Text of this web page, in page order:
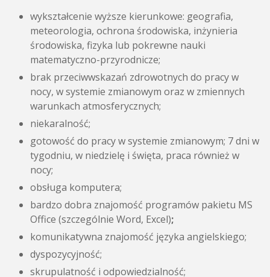
wykształcenie wyższe kierunkowe: geografia,
meteorologia, ochrona środowiska, inżynieria
środowiska, fizyka lub pokrewne nauki
matematyczno-przyrodnicze;
brak przeciwwskazań zdrowotnych do pracy w
nocy, w systemie zmianowym oraz w zmiennych
warunkach atmosferycznych;
niekaralność;
gotowość do pracy w systemie zmianowym; 7 dni w
tygodniu, w niedzielę i święta, praca również w
nocy;
obsługa komputera;
bardzo dobra znajomość programów pakietu MS
Office (szczególnie Word, Excel);
komunikatywna znajomość języka angielskiego;
dyspozycyjność;
skrupulatność i odpowiedzialność;